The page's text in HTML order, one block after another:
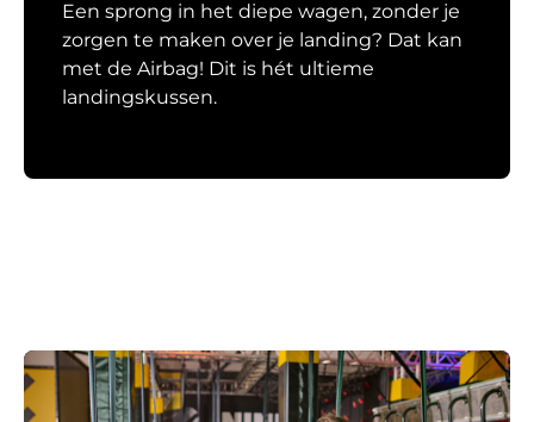
Een sprong in het diepe wagen, zonder je
zorgen te maken over je landing? Dat kan
met de Airbag! Dit is hét ultieme
landingskussen.